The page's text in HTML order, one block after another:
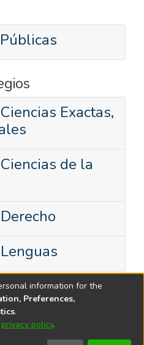
Exactas,
de la
information for the
Preferences,
.
privacy policy.